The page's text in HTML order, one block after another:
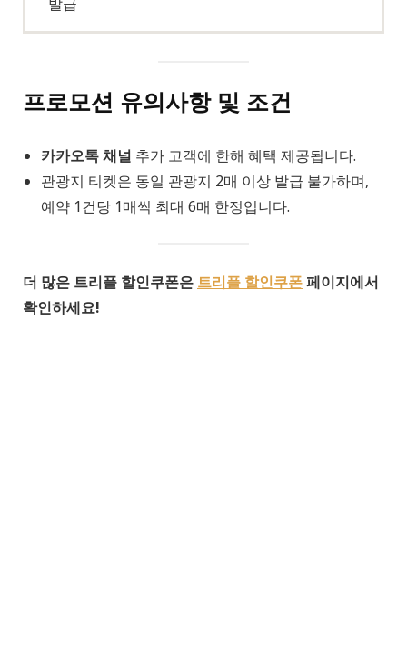
프로모션 유의사항 및 조건
카카오톡 채널 추가 고객에 한해 혜택 제공됩니다.
관광지 티켓은 동일 관광지 2매 이상 발급 불가하며,
예약 1건당 1매씩 최대 6매 한정입니다.
더 많은 트리플 할인쿠폰은 트리플 할인쿠폰페이지에서
확인하세요!